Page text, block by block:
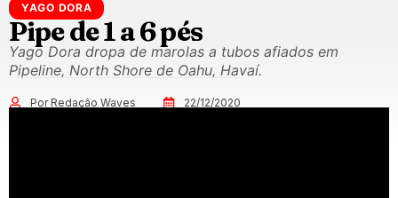
YAGO DORA
Pipe de 1 a 6 pés
Yago Dora dropa de marolas a tubos afiados em
Pipeline, North Shore de Oahu, Havaí.
Por Redação Waves 22/12/2020